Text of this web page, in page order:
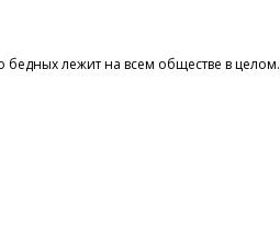
бедных лежит на всем обществе в целом.